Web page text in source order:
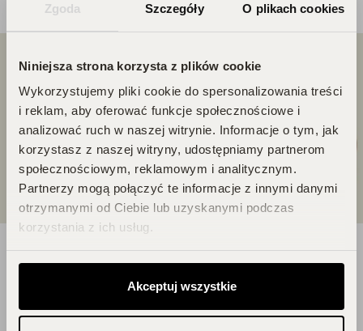
Zgoda Szczegóły O plikach cookies
Niniejsza strona korzysta z plików cookie
Wykorzystujemy pliki cookie do spersonalizowania treści
i reklam, aby oferować funkcje społecznościowe i
analizować ruch w naszej witrynie. Informacje o tym, jak
korzystasz z naszej witryny, udostępniamy partnerom
społecznościowym, reklamowym i analitycznym.
Partnerzy mogą połączyć te informacje z innymi danymi
otrzymanymi od Ciebie lub uzyskanymi podczas
korzystania z ich usług.
Akceptuj wszystkie
DOŁĄCZ DO ŚWIATA
PERFUCLUB!